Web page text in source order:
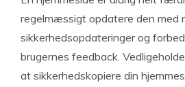
regelmæssigt opdatere den med
sikkerhedsopdateringer og
brugernes feedback.
at sikkerhedskopiere din